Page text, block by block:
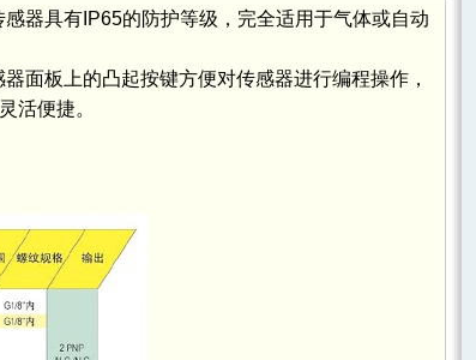
器具有IP65的防护等级，完全适用于气体或自动
面板上的凸起按键方便对传感器进行编程操作，
活便捷。